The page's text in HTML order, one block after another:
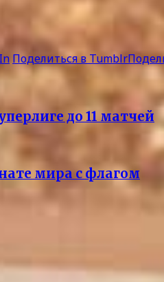
Поделиться в Tumblr
до 11 матчей
мира с флагом